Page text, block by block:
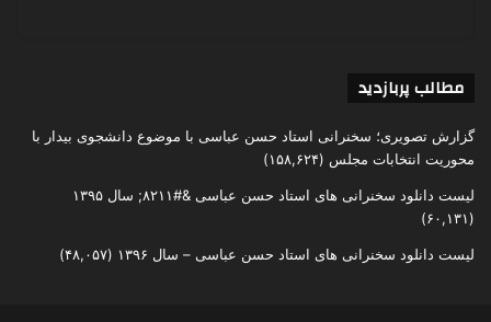
مطالب پربازدید
گزارش تصویری؛ سخنرانی استاد حسن عباسی با موضوع دانشجوی بیدار با
محوریت انتخابات مجلس (۱۵۸,۶۲۴)
لیست دانلود سخنرانی های استاد حسن عباسی &#۸۲۱۱; سال ۱۳۹۵
(۶۰,۱۳۱)
لیست دانلود سخنرانی های استاد حسن عباسی – سال ۱۳۹۶ (۴۸,۰۵۷)